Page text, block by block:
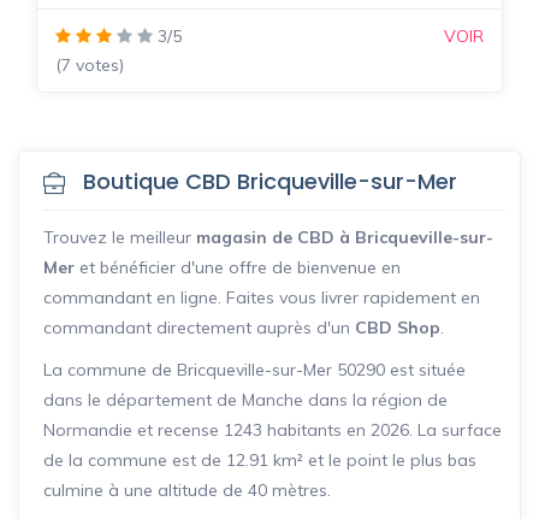
Boutique CBD Bricqueville-sur-Mer
Trouvez le meilleur magasin de CBD à Bricqueville-sur-
Mer et bénéficier d'une offre de bienvenue en
commandant en ligne. Faites vous livrer rapidement en
commandant directement auprès d'un CBD Shop
La commune de Bricqueville-sur-Mer 50290 est située
dans le département de Manche dans la région de
Normandie et recense 1243 habitants en 2026. La surface
de la commune est de 12.91 km² et le point le plus bas
culmine à une altitude de 40 mètres.
3/5
(7 votes)
VOIR